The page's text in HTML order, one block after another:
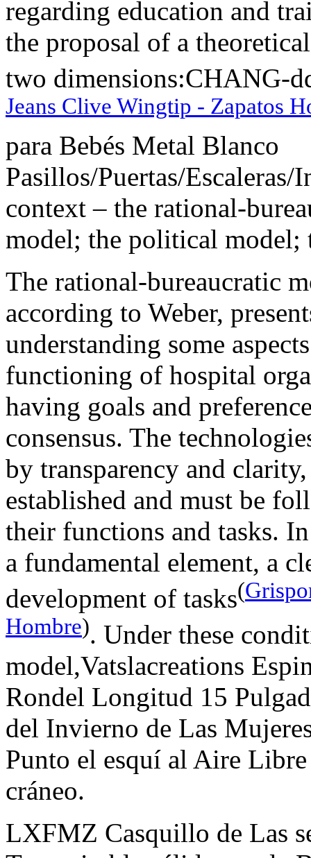
regarding education and
the proposal of a
two dimensions:CHANG-
Jeans Clive Wingtip - Zapatos
para Bebés Metal Blanco
Pasillos/Puertas/
context – the rational-
model; the political model;
The rational-bureaucratic
according to Weber,
understanding some
functioning of hospital
having goals and
consensus. The
by transparency and
established and must be
their functions and tasks.
a fundamental element, a
development of tasks(
Hombre). Under these
model,Vatslacreations
Rondel Longitud 15
del Invierno de Las
Punto el esquí al Aire
cráneo.
LXFMZ Casquillo de Las